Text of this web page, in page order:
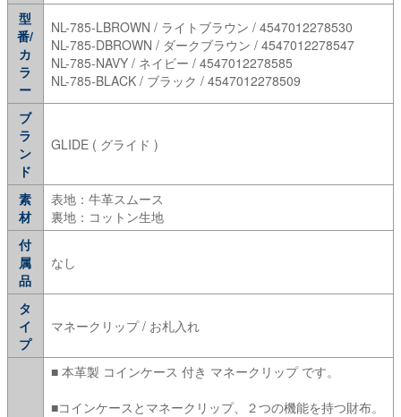
型
番/
カ
ラ
ー
NL-785-LBROWN / ライトブラウン / 4547012278530
NL-785-DBROWN / ダークブラウン / 4547012278547
NL-785-NAVY / ネイビー / 4547012278585
NL-785-BLACK / ブラック / 4547012278509
ブ
ラ
ン
ド
GLIDE ( グライド )
素
材
表地：牛革スムース
裏地：コットン生地
付
属
品
なし
タ
イ
プ
マネークリップ / お札入れ
■ 本革製 コインケース 付き マネークリップ です。
■コインケースとマネークリップ、２つの機能を持つ財布。